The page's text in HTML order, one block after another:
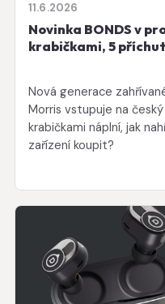
11.6.2026
Novinka BONDS v
krabičkami, 5
Nová generace
Morris vstupuje na
krabičkami náplní, jak
zařízení koupit?